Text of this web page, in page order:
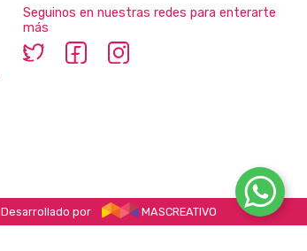
Seguinos en nuestras redes para enterarte
más
Desarrollado por MASCREATIVO